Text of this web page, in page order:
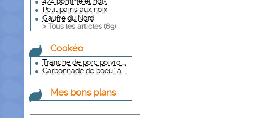
Petit pains aux noix
Gaufre du Nord
> Tous les articles (69)
Cookéo
Tranche de porc poivro ...
Carbonnade de boeuf à ...
Mes bons plans